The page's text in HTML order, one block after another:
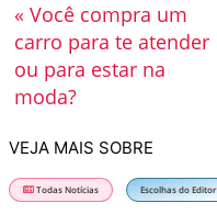
« Você compra um
carro para te atender
ou para estar na
moda?
VEJA MAIS SOBRE
Todas Notícias Escolhas do Editor